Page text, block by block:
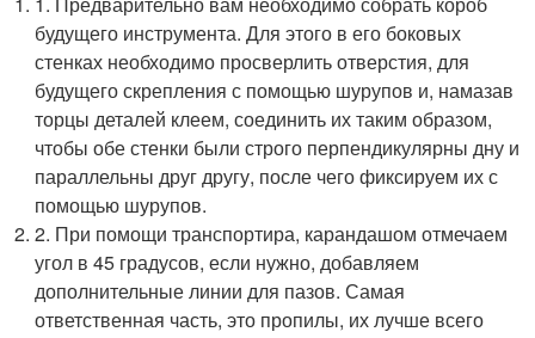
будущего инструмента. Для этого в его боковых
стенках необходимо просверлить отверстия, для
будущего скрепления с помощью шурупов и, намазав
торцы деталей клеем, соединить их таким образом,
чтобы обе стенки были строго перпендикулярны дну и
параллельны друг другу, после чего фиксируем их с
помощью шурупов.
2. При помощи транспортира, карандашом отмечаем
угол в 45 градусов, если нужно, добавляем
дополнительные линии для пазов. Самая
ответственная часть, это пропилы, их лучше всего